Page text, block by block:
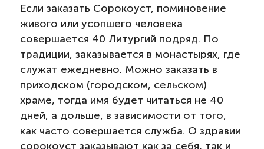
Если заказать Сорокоуст, поминовение
живого или усопшего человека
совершается 40 Литургий подряд. По
традиции, заказывается в монастырях, где
служат ежедневно. Можно заказать в
приходском (городском, сельском)
храме, тогда имя будет читаться не 40
дней, а дольше, в зависимости от того,
как часто совершается служба. О здравии
сорокоуст заказывают как за себя, так и